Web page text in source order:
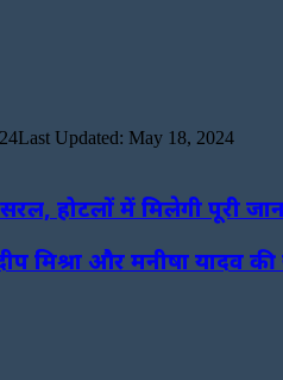
Last Updated: May 18, 2024
होटलों में मिलेगी पूरी
मिश्रा और मनीषा यादव की